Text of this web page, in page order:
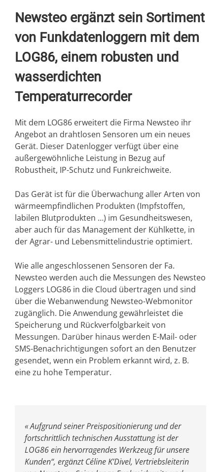
Newsteo ergänzt sein Sortiment
von Funkdatenloggern mit dem
LOG86, einem robusten und
wasserdichten
Temperaturrecorder
Mit dem LOG86 erweitert die Firma Newsteo ihr
Angebot an drahtlosen Sensoren um ein neues
Gerät. Dieser Datenlogger verfügt über eine
außergewöhnliche Leistung in Bezug auf
Robustheit, IP-Schutz und Funkreichweite.
Das Gerät ist für die Überwachung aller Arten von
wärmeempfindlichen Produkten (Impfstoffen,
labilen Blutprodukten …) im Gesundheitswesen,
aber auch für das Management der Kühlkette, in
der Agrar- und Lebensmittelindustrie optimiert.
Wie alle angeschlossenen Sensoren der Fa.
Newsteo werden auch die Messungen des Newsteo
Loggers LOG86 in die Cloud übertragen und sind
über die Webanwendung Newsteo-Webmonitor
zugänglich. Die Anwendung gewährleistet die
Speicherung und Rückverfolgbarkeit von
Messungen. Darüber hinaus werden E-Mail- oder
SMS-Benachrichtigungen sofort an den Benutzer
gesendet, wenn ein Problem erkannt wird, z. B.
eine zu hohe Temperatur.
« Aufgrund seiner Preispositionierung und der
fortschrittlich technischen Ausstattung ist der
LOG86 ein hervorragendes Werkzeug für unsere
Kunden“, ergänzt Céline K’Divel, Vertriebsleiterin